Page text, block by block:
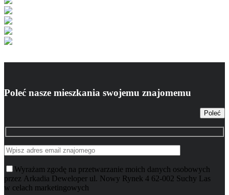
Poleć nasze mieszkania swojemu znajomemu
Poleć
Wyrażam zgodę na przetwarzanie moich danych osobowych
przez Arkadia Deweloper ul. Nowy Rynek 4 62-002 Suchy Las
w celach marketingowych